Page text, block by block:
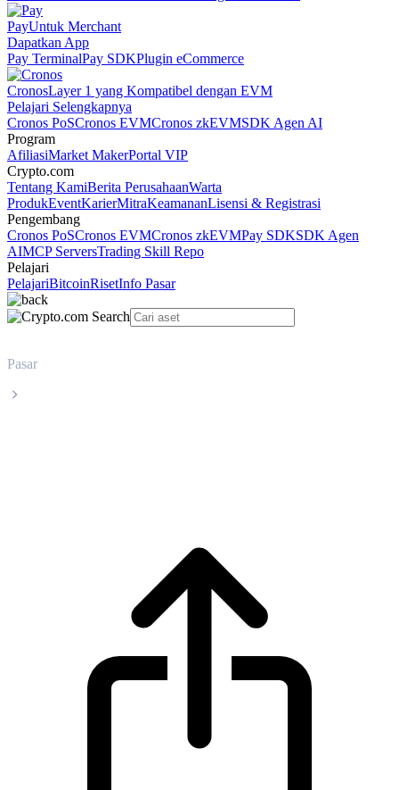
PayUntuk Merchant
Dapatkan App
Pay TerminalPay SDKPlugin eCommerce
CronosLayer 1 yang Kompatibel dengan EVM
Pelajari Selengkapnya
Cronos PoSCronos EVMCronos zkEVMSDK Agen AI
Program
AfiliasiMarket MakerPortal VIP
Crypto.com
Tentang KamiBerita PerusahaanWarta
ProdukEventKarierMitraKeamananLisensi & Registrasi
Pengembang
Cronos PoSCronos EVMCronos zkEVMPay SDKSDK Agen
AIMCP ServersTrading Skill Repo
Pelajari
PelajariBitcoinRisetInfo Pasar
Pasar